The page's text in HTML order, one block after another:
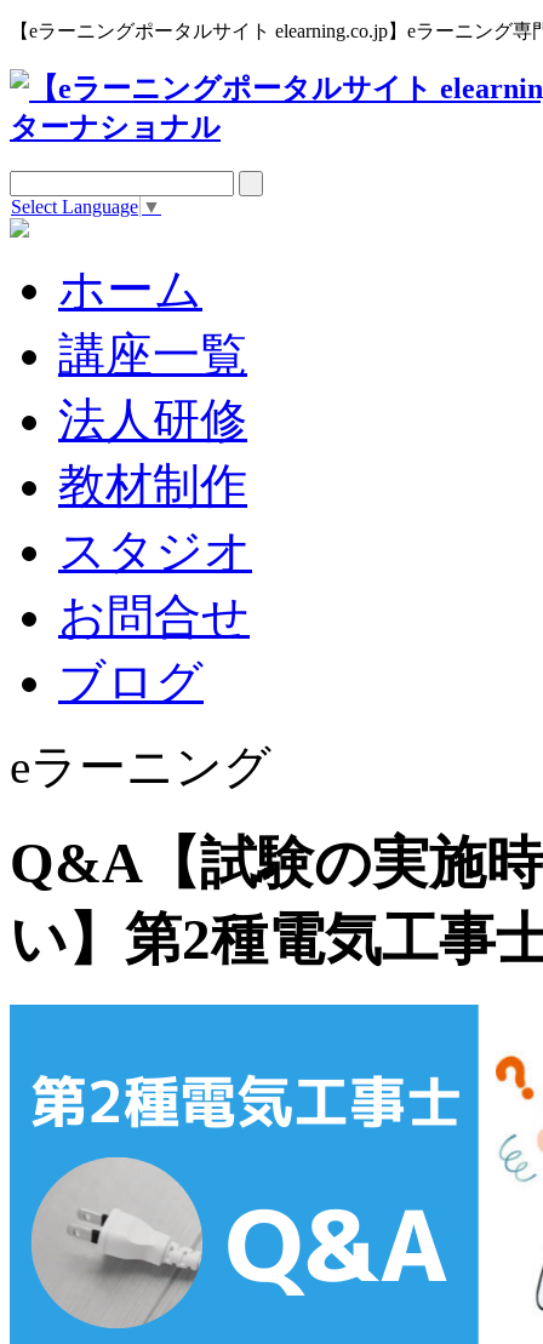
【eラーニングポータルサイト elearning.co.jp】eラーニング
Select Language ▼
ホーム
講座一覧
法人研修
教材制作
スタジオ
お問合せ
ブログ
eラーニング
Q&A【試験の実施
い】第2種電気工事